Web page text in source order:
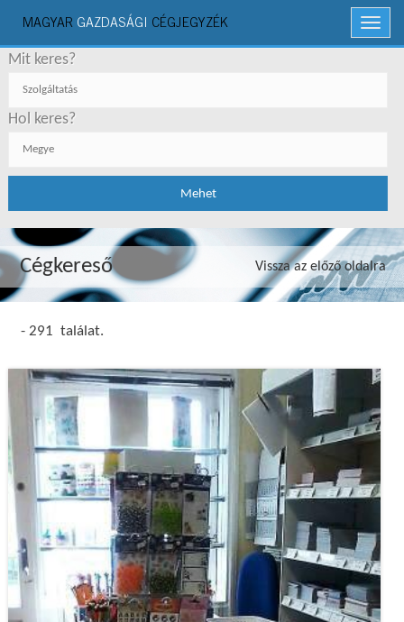
Menü
MAGYAR GAZDASÁGI CÉGJEGYZÉK
Mit keres?
Hol keres?
Cégkereső Vissza az előző oldalra
- 291 találat.